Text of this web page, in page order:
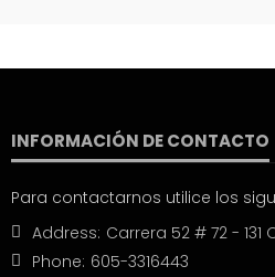
INFORMACIÓN DE CONTACTO
Para contactarnos utilice los
Address: Carrera 52 # 72 - 131
Phone: 605-3316443